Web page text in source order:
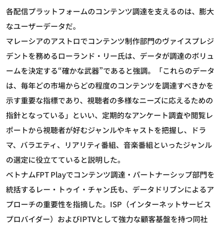
各配信プラットフォームのコンテンツ調達を支えるのは、膨大
なユーザーデータだ。
マレーシアのアストロでコンテンツ制作部門のヴァイスプレジ
デントを務めるローランド・リー氏は、データが調達のボリュ
ームを決定する“確かな武器”であると強調。「これらのデータ
は、毎年どの市場からどの程度のコンテンツを調達すべきかを
示す重要な指標であり、視聴者の多様なニーズに応えるための
指針となっている」といい、定期的なアンケート調査や閲覧レ
ポートから視聴者が好むジャンルやキャストを把握し、ドラ
マ、バラエティ、リアリティ番組、音楽番組といったジャンル
の選定に役立てていると説明した。
ベトナムFPT Playでコンテンツ調達・パートナーシップ部門を
統括するレー・トゥイ・チャン氏も、データドリブンによるア
プローチの重要性を指摘した。ISP（インターネットサービス
プロバイダー）およびIPTVとして強力な顧客基盤を持つ同社